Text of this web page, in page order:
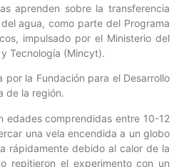
aprenden sobre la transferencia
agua, como parte del Programa
impulsado por el Ministerio del
Tecnología (Mincyt).
la Fundación para el Desarrollo
de la región.
edades comprendidas entre 10-12
una vela encendida a un globo
rápidamente debido al calor de la
repitieron el experimento con un